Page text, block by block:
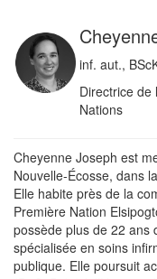
inf. aut.,
Directrice de
Nations
Cheyenne Joseph est
Nouvelle-Écosse, dans
Elle habite près de la
Première Nation
possède plus de 22 ans
spécialisée en soins
publique. Elle poursuit